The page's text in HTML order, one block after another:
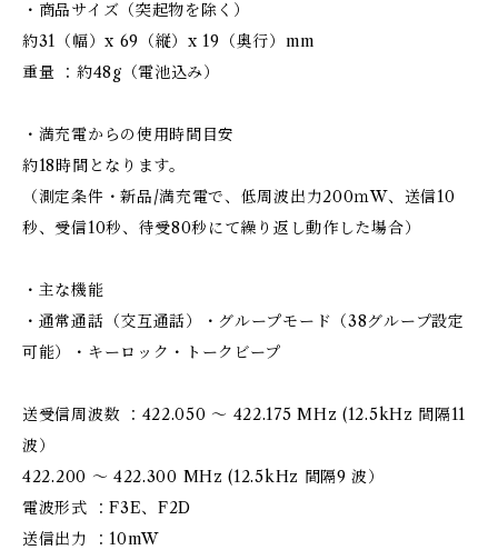
・商品サイズ（突起物を除く）
約31（幅）x 69（縦）x 19（奥行）mm
重量 ：約48g（電池込み）
・満充電からの使用時間目安
約18時間となります。
（測定条件・新品/満充電で、低周波出力200ｍW、送信10
秒、受信10秒、待受80秒にて繰り返し動作した場合）
・主な機能
・通常通話（交互通話）・グループモード（38グループ設定
可能）・キーロック・トークビープ
送受信周波数 ：422.050 ～ 422.175 MHz (12.5kHz 間隔11
波）
422.200 ～ 422.300 MHz (12.5kHz 間隔9 波）
電波形式 ：F3E、F2D
送信出力 ：10mW